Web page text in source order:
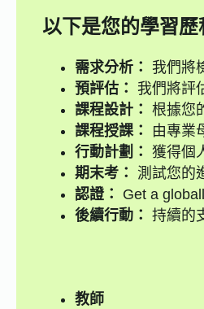
以下是您的學習歷
需求分析：
我們將
預評估：
我們將評
課程設計： 根據您
課程授課：
由專業
行動計劃： 獲得個
期末考：
測試您的
認證：
Get a
後續行動： 持續的
教師